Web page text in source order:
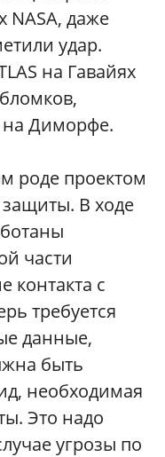
NASA, даже
удар.
на Гавайях
на Диморфе.
роде проектом
В ходе
части
контакта с
требуется
данные,
быть
необходимая
Это надо
угрозы по